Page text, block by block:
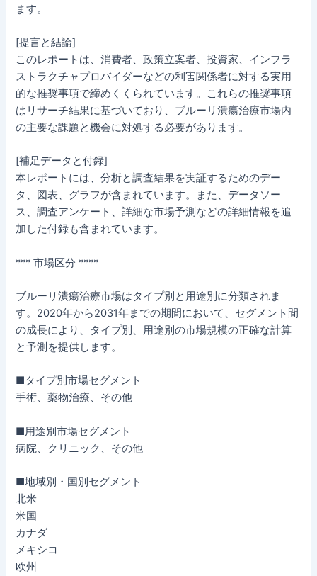
ます。
[提言と結論]
このレポートは、消費者、政策立案者、投資家、インフラ
ストラクチャプロバイダーなどの利害関係者に対する実用
的な推奨事項で締めくくられています。これらの推奨事項
はリサーチ結果に基づいており、ブルーリ潰瘍治療市場内
の主要な課題と機会に対処する必要があります。
[補足データと付録]
本レポートには、分析と調査結果を実証するためのデー
タ、図表、グラフが含まれています。また、データソー
ス、調査アンケート、詳細な市場予測などの詳細情報を追
加した付録も含まれています。
*** 市場区分 ****
ブルーリ潰瘍治療市場はタイプ別と用途別に分類されま
す。2020年から2031年までの期間において、セグメント間
の成長により、タイプ別、用途別の市場規模の正確な計算
と予測を提供します。
■タイプ別市場セグメント
手術、薬物治療、その他
■用途別市場セグメント
病院、クリニック、その他
■地域別・国別セグメント
北米
米国
カナダ
メキシコ
欧州